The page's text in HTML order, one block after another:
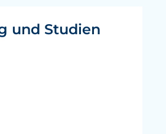
und Studien